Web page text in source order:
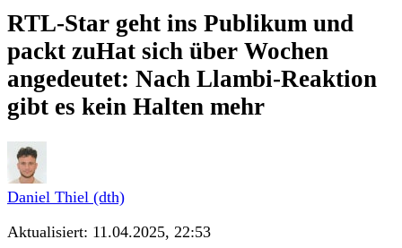
RTL-Star geht ins Publikum und
packt zuHat sich über Wochen
angedeutet: Nach Llambi-Reaktion
gibt es kein Halten mehr
Daniel Thiel (dth)
Aktualisiert: 11.04.2025, 22:53